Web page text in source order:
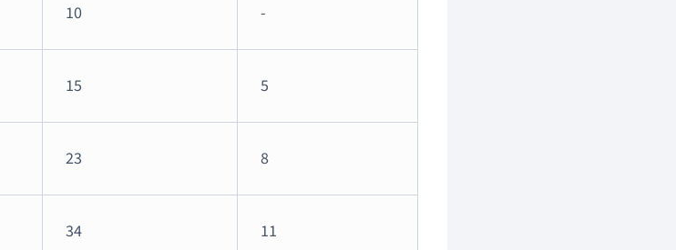
10 -
15 5
23 8
34 11